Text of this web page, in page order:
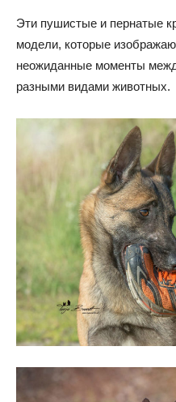
Эти пушистые и пернатые
модели, которые
неожиданные моменты
разными видами животных.